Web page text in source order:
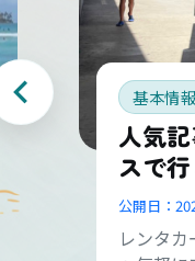
基本情報
人気
スで
羅！
公開日：
レンタ